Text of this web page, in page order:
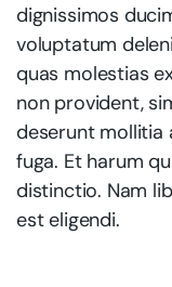
dignissimos
voluptatum
quas molestias
non provident,
deserunt mollitia
fuga. Et harum
distinctio. Nam
est eligendi.